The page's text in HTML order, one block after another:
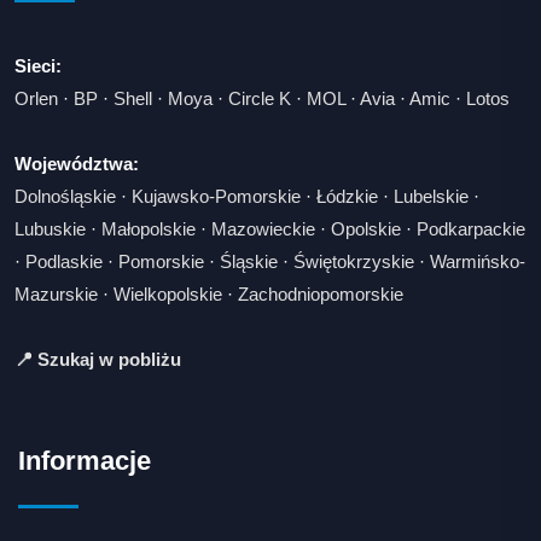
Sieci:
Orlen · BP · Shell · Moya · Circle K · MOL· Avia · Amic · Lotos
Województwa:
Dolnośląskie · Kujawsko-Pomorskie · Łódzkie · Lubelskie ·
Lubuskie · Małopolskie · Mazowieckie · Opolskie · Podkarpackie
· Podlaskie · Pomorskie · Śląskie · Świętokrzyskie · Warmińsko-
Mazurskie · Wielkopolskie · Zachodniopomorskie
📍 Szukaj w pobliżu
Informacje